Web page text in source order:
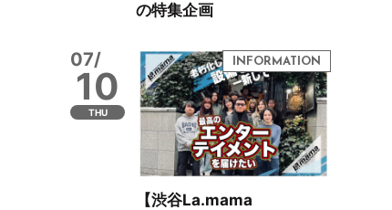
の特集企画
07/
10
THU
【渋谷La.mama